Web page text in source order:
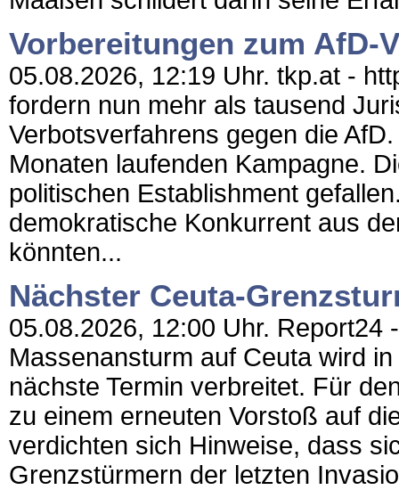
Vorbereitungen zum AfD-
05.08.2026, 12:19 Uhr. tkp.at -
fordern nun mehr als tausend
Verbotsverfahrens gegen die
Monaten laufenden Kampagne.
politischen Establishment
demokratische Konkurrent aus
könnten...
Nächster Ceuta-
05.08.2026, 12:00 Uhr. Report24
Massenansturm auf Ceuta wird
nächste Termin verbreitet. Für
zu einem erneuten Vorstoß auf
verdichten sich Hinweise, dass
Grenzstürmern der letzten